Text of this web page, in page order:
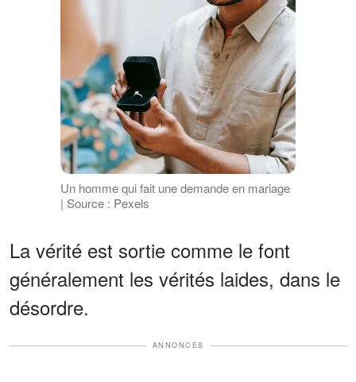
Un homme qui fait une demande en mariage
| Source : Pexels
La vérité est sortie comme le font
généralement les vérités laides, dans le
désordre.
ANNONCES